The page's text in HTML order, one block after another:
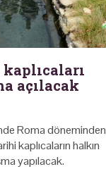
açılacak
Roma döneminden
kaplıcaların halkın
yapılacak.